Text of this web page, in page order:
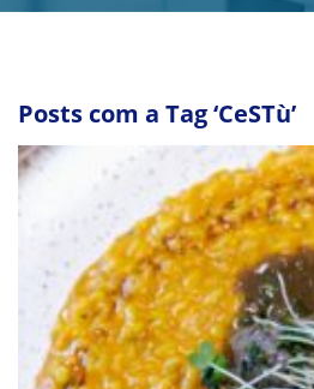
Posts com a Tag ‘CeSTù’